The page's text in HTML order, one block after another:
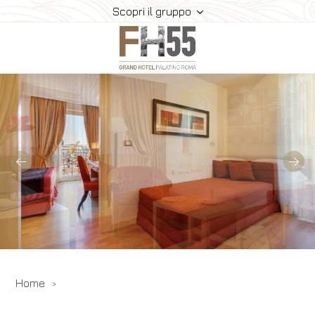
Scopri il gruppo
Hotel
Camere
Suite
Ristorante E Bar
Meeting
Dove Siamo
Home